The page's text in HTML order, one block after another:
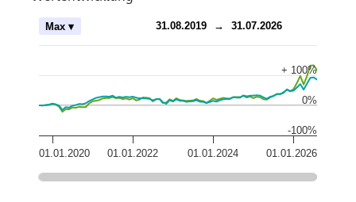
31.08.2019 → 31.07.2026
Max ▾
01.01.2020 01.01.2022 01.01.2024 01.01.2026
0%
+ 100%
-100%